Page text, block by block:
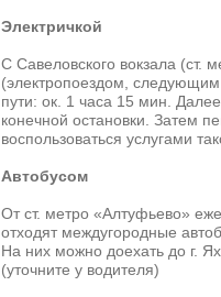
Электричкой
С Савеловского вокзала (ст.
(электропоездом,
пути: ок. 1 часа 15 мин.
конечной остановки. Затем
воспользоваться услугами
Автобусом
От ст. метро «Алтуфьево»
отходят междугородные
На них можно доехать до г.
(уточните у водителя)